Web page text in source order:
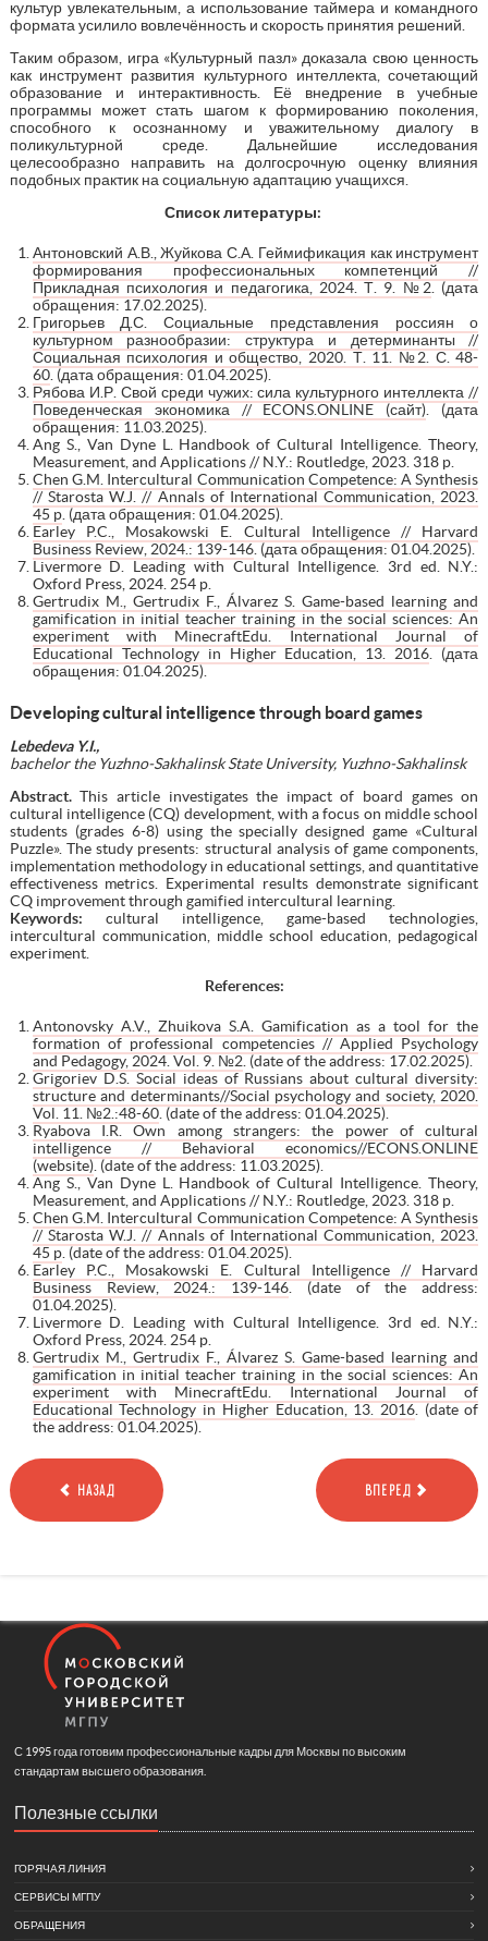
культур увлекательным, а использование таймера и командного
формата усилило вовлечённость и скорость принятия решений.
Таким образом, игра «Культурный пазл» доказала свою ценность
как инструмент развития культурного интеллекта, сочетающий
образование и интерактивность. Её внедрение в учебные
программы может стать шагом к формированию поколения,
способного к осознанному и уважительному диалогу в
поликультурной среде. Дальнейшие исследования
целесообразно направить на долгосрочную оценку влияния
подобных практик на социальную адаптацию учащихся.
Список литературы:
Антоновский А.В., Жуйкова С.А. Геймификация как инструмент
формирования профессиональных компетенций //
Прикладная психология и педагогика, 2024. Т. 9. №2. (дата
обращения: 17.02.2025).
Григорьев Д.С. Социальные представления россиян о
культурном разнообразии: структура и детерминанты //
Социальная психология и общество, 2020. Т. 11. №2. С. 48-
60. (дата обращения: 01.04.2025).
Рябова И.Р. Свой среди чужих: сила культурного интеллекта //
Поведенческая экономика // ECONS.ONLINE (сайт) . (дата
обращения: 11.03.2025).
Ang S., Van Dyne L. Handbook of Cultural Intelligence. Theory,
Measurement, and Applications // N.Y.: Routledge, 2023. 318 p.
Chen G.M. Intercultural Communication Competence: A Synthesis
// Starosta W.J. // Annals of International Communication, 2023.
45 p. (дата обращения: 01.04.2025).
Earley P.C., Mosakowski E. Cultural Intelligence // Harvard
Business Review, 2024.: 139-146. (дата обращения: 01.04.2025).
Livermore D. Leading with Cultural Intelligence. 3rd ed. N.Y.:
Oxford Press, 2024. 254 p.
Gertrudix M., Gertrudix F., Álvarez S. Game-based learning and
gamification in initial teacher training in the social sciences: An
experiment with MinecraftEdu. International Journal of
Educational Technology in Higher Education, 13. 2016 . (дата
обращения: 01.04.2025).
Developing cultural intelligence through board games
Lebedeva Y.I.,
bachelor the Yuzhno-Sakhalinsk State University, Yuzhno-Sakhalinsk
Abstract.This article investigates the impact of board games on
cultural intelligence (CQ) development, with a focus on middle school
students (grades 6-8) using the specially designed game «Cultural
Puzzle». The study presents: structural analysis of game components,
implementation methodology in educational settings, and quantitative
effectiveness metrics. Experimental results demonstrate significant
CQ improvement through gamified intercultural learning.
Keywords: cultural intelligence, game-based technologies,
intercultural communication, middle school education, pedagogical
experiment.
References:
Antonovsky A.V., Zhuikova S.A. Gamification as a tool for the
formation of professional competencies // Applied Psychology
and Pedagogy, 2024. Vol. 9. №2. (date of the address: 17.02.2025).
Grigoriev D.S. Social ideas of Russians about cultural diversity:
structure and determinants//Social psychology and society, 2020.
Vol. 11. №2.:48-60. (date of the address: 01.04.2025).
Ryabova I.R. Own among strangers: the power of cultural
intelligence // Behavioral economics//ECONS.ONLINE
(website). (date of the address: 11.03.2025).
Ang S., Van Dyne L. Handbook of Cultural Intelligence. Theory,
Measurement, and Applications // N.Y.: Routledge, 2023. 318 p.
Chen G.M. Intercultural Communication Competence: A Synthesis
// Starosta W.J. // Annals of International Communication, 2023.
45 p. (date of the address: 01.04.2025).
Earley P.C., Mosakowski E. Cultural Intelligence // Harvard
Business Review, 2024.: 139-146 . (date of the address:
01.04.2025).
Livermore D. Leading with Cultural Intelligence. 3rd ed. N.Y.:
Oxford Press, 2024. 254 p.
Gertrudix M., Gertrudix F., Álvarez S. Game-based learning and
gamification in initial teacher training in the social sciences: An
experiment with MinecraftEdu. International Journal of
Educational Technology in Higher Education, 13. 2016. (date of
the address: 01.04.2025).
НАЗАД ВПЕРЕД
С 1995 года готовим профессиональные кадры для Москвы по высоким
стандартам высшего образования.
Полезные ссылки
ГОРЯЧАЯ ЛИНИЯ
СЕРВИСЫ МГПУ
ОБРАЩЕНИЯ